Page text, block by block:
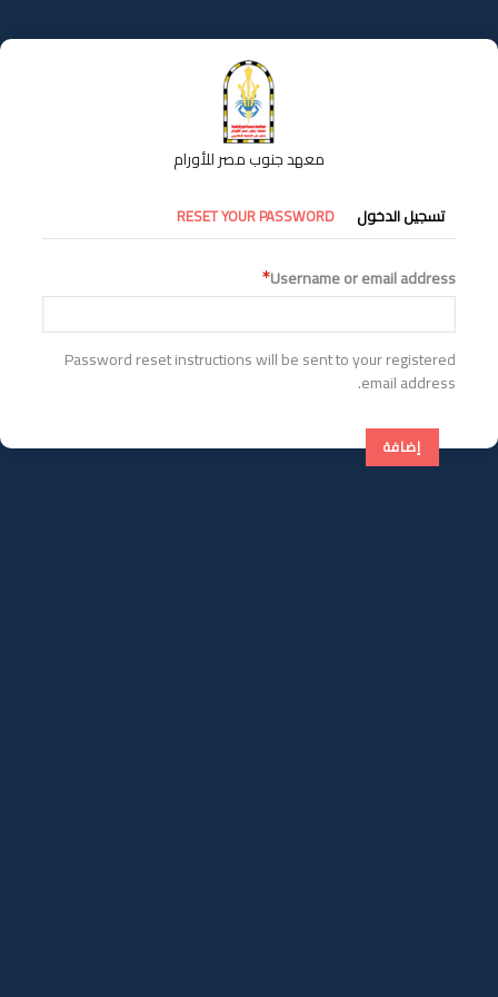
إلى
المحتوى
معهد جنوب مصر للأورام
التبويبات
الأساسية
تسجيل الدخول RESET YOUR PASSWORD
Username or email address
Password reset instructions will be sent to your registered
email address.